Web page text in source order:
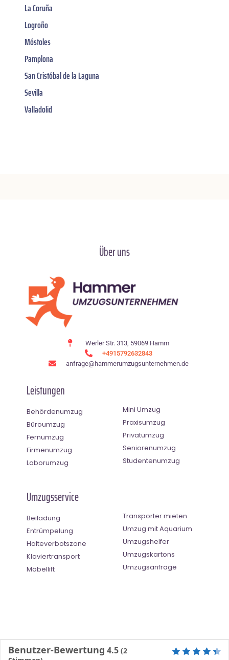
La Coruña
Logroño
Móstoles
Pamplona
San Cristóbal de la Laguna
Sevilla
Valladolid
Über uns
Werler Str. 313, 59069 Hamm
+4915792632843
anfrage@hammerumzugsunternehmen.de
Leistungen
Behördenumzug
Büroumzug
Fernumzug
Firmenumzug
Laborumzug
Mini Umzug
Praxisumzug
Privatumzug
Seniorenumzug
Studentenumzug
Umzugsservice
Beiladung
Entrümpelung
Halteverbotszone
Klaviertransport
Möbellift
Transporter mieten
Umzug mit Aquarium
Umzugshelfer
Umzugskartons
Umzugsanfrage
Benutzer-Bewertung 4.5 (2